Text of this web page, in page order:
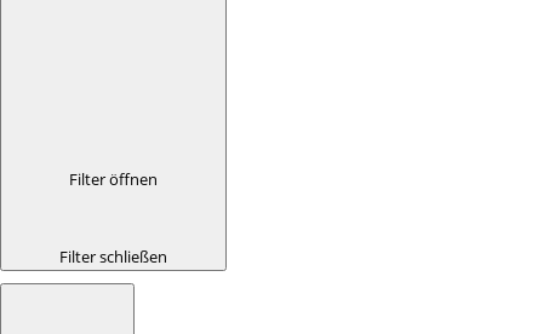
Filter öffnen
Filter schließen